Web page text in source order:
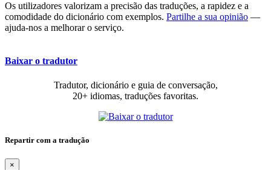
Os utilizadores valorizam a precisão das traduções, a rapidez e a
comodidade do dicionário com exemplos. Partilhe a sua opinião —
ajuda-nos a melhorar o serviço.
Baixar o tradutor
Tradutor, dicionário e guia de conversação,
20+ idiomas, traduções favoritas.
Repartir com a tradução
×